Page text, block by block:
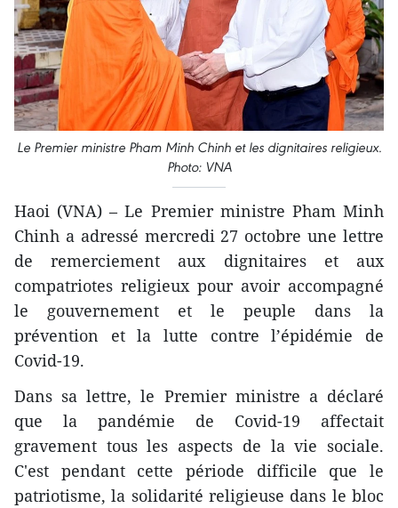
Le Premier ministre Pham Minh Chinh et les dignitaires religieux.
Photo: VNA
Haoi (VNA) – Le Premier ministre Pham Minh
Chinh a adressé mercredi 27 octobre une lettre
de remerciement aux dignitaires et aux
compatriotes religieux pour avoir accompagné
le gouvernement et le peuple dans la
prévention et la lutte contre l’épidémie de
Covid-19.
Dans sa lettre, le Premier ministre a déclaré
que la pandémie de Covid-19 affectait
gravement tous les aspects de la vie sociale.
C'est pendant cette période difficile que le
patriotisme, la solidarité religieuse dans le bloc